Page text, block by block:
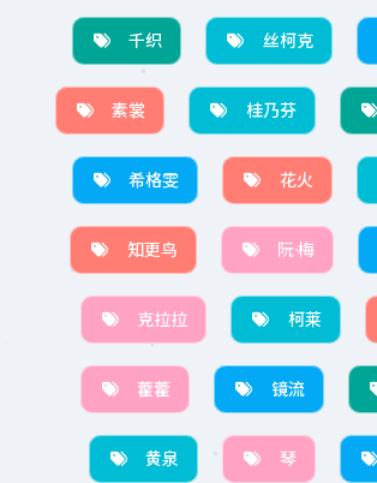
千织 丝柯克
素裳 桂乃芬
希格雯 花火
知更鸟 阮·梅
克拉拉 柯莱
藿藿 镜流
黄泉 琴